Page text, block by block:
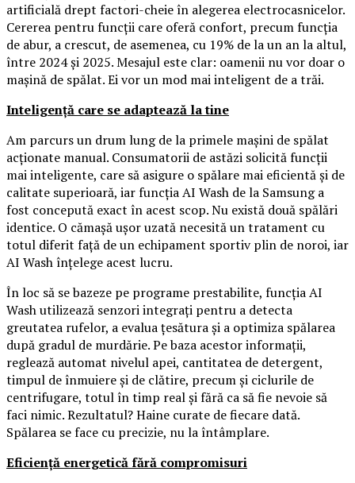
artificială drept factori-cheie în alegerea electrocasnicelor.
Cererea pentru funcții care oferă confort, precum funcția
de abur, a crescut, de asemenea, cu 19% de la un an la altul,
între 2024 și 2025. Mesajul este clar: oamenii nu vor doar o
mașină de spălat. Ei vor un mod mai inteligent de a trăi.
Inteligență care se adaptează la tine
Am parcurs un drum lung de la primele mașini de spălat
acționate manual. Consumatorii de astăzi solicită funcții
mai inteligente, care să asigure o spălare mai eficientă și de
calitate superioară, iar funcția AI Wash de la Samsung a
fost concepută exact în acest scop. Nu există două spălări
identice. O cămașă ușor uzată necesită un tratament cu
totul diferit față de un echipament sportiv plin de noroi, iar
AI Wash înțelege acest lucru.
În loc să se bazeze pe programe prestabilite, funcția AI
Wash utilizează senzori integrați pentru a detecta
greutatea rufelor, a evalua țesătura și a optimiza spălarea
după gradul de murdărie. Pe baza acestor informații,
reglează automat nivelul apei, cantitatea de detergent,
timpul de înmuiere și de clătire, precum și ciclurile de
centrifugare, totul în timp real și fără ca să fie nevoie să
faci nimic. Rezultatul? Haine curate de fiecare dată.
Spălarea se face cu precizie, nu la întâmplare.
Eficiență energetică fără compromisuri